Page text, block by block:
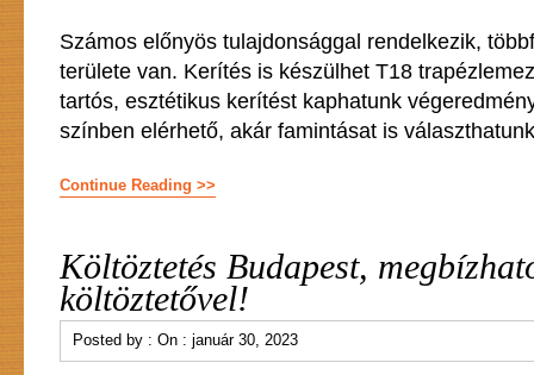
Számos előnyös tulajdonsággal rendelkezik,
területe van. Kerítés is készülhet T18
tartós, esztétikus kerítést kaphatunk
színben elérhető, akár famintásat is
Continue Reading >>
Költöztetés Budapest,
költöztetővel!
Posted by : On : január 30, 2023